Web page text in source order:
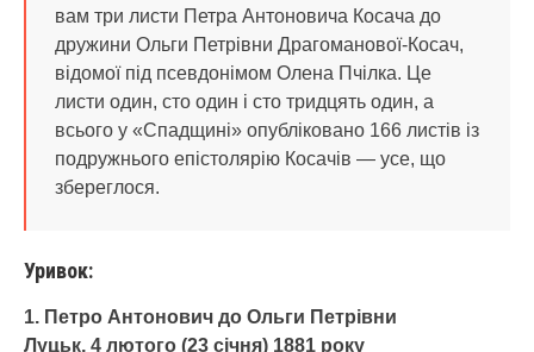
вам три листи Петра Антоновича Косача до
дружини Ольги Петрівни Драгоманової-Косач,
відомої під псевдонімом Олена Пчілка. Це
листи один, сто один і сто тридцять один, а
всього у «Спадщині» опубліковано 166 листів із
подружнього епістолярію Косачів — усе, що
збереглося.
Уривок:
1. Петро Антонович до Ольги Петрівни
Луцьк, 4 лютого (23 січня) 1881 року